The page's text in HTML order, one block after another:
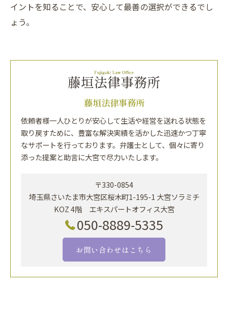
イントを知ることで、安心して最善の選択ができるでし
ょう。
藤垣法律事務所
依頼者様一人ひとりが安心して生活や経営を送れる状態を
取り戻すために、豊富な解決実績を活かした迅速かつ丁寧
なサポートを行っております。弁護士として、個々に寄り
添った提案と助言に大宮で尽力いたします。
〒330-0854
埼玉県さいたま市大宮区桜木町1-195-1 大宮ソラミチ
KOZ 4階 エキスパートオフィス大宮
050-8889-5335
お問い合わせはこちら